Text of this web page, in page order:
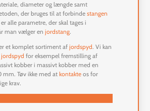
diameter og længde samt
der bruges til at forbindestangen
er alle parametre, der skal tages i
man vælger enjordstang.
et komplet sortiment afjordspyd. Vi kan
jordspyd for eksempel fremstilling af
kobber i massivt kobber med en
mm. Tøv ikke med atkontakte os for
krav.